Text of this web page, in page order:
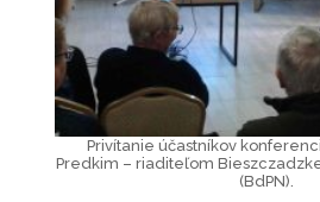
Privítanie účastníkov
Predkim – riaditeľom
(BdPN).